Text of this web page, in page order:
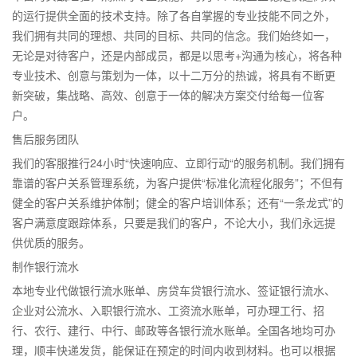
的运行提供全面的技术支持。除了各自掌握的专业技能不同之外，
我们拥有共同的理想、共同的目标、共同的信念。我们始终如一，
无论是对待客户，还是内部成员，都是以思考+沟通为核心，将各种
专业技术、创意与策划为一体，以十二万分的热诚，将具有不断更
新突破，集战略、高效、创意于一体的解决方案交付给每一位客
户。
售后服务团队
我们的客服推行24小时“快速响应、立即行动“的服务机制。我们拥有
靠谱的客户关系管理系统，为客户提供“标准化流程化服务”；不但有
健全的客户关系维护体制；健全的客户培训体系；还有“一条龙式”的
客户满意度跟踪体系，只要是我们的客户，不论大小，我们永远提
供优质的服务。
制作银行流水
本地专业代做银行流水账单、房贷车贷银行流水、签证银行流水、
企业对公流水、入职银行流水、工资流水账单，可办理工行、招
行、农行、建行、中行、邮政等各银行流水账单。全国各地均可办
理，顺丰快递发货，能保证在预定的时间内收到材料。也可以根据